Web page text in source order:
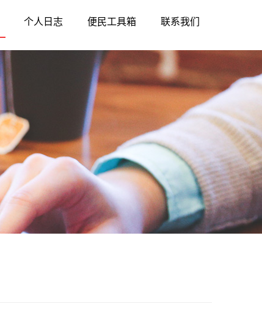
个人日志 便民工具箱 联系我们